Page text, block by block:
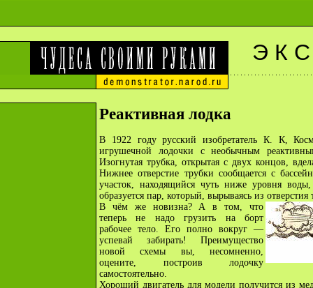
Э К
Реактивная лодка
В 1922 году русский изобретатель К. К,
игрушечной лодочки с необычным
Изогнутая трубка, открытая с двух концов,
Нижнее отверстие трубки сообщается с
участок, находящийся чуть ниже уровня
образуется пар, который, вырываясь из
В чём же новизна? А в том, что
теперь не надо грузить на борт
рабочее тело. Его полно вокруг —
успевай забирать! Преимущество
новой схемы вы, несомненно,
оцените, построив лодочку
самостоятельно.
Хороший двигатель для модели получится из